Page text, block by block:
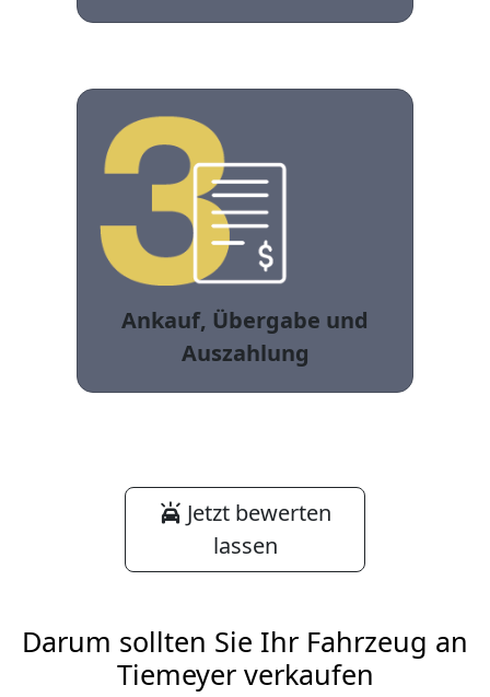
Ankauf, Übergabe und
Auszahlung
Jetzt bewerten
lassen
Darum sollten Sie Ihr Fahrzeug an
Tiemeyer verkaufen